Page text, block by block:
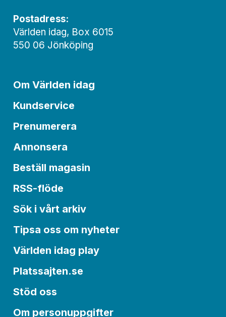
Postadress:
Världen idag, Box 6015
550 06 Jönköping
Om Världen idag
Kundservice
Prenumerera
Annonsera
Beställ magasin
RSS-flöde
Sök i vårt arkiv
Tipsa oss om nyheter
Världen idag play
Platssajten.se
Stöd oss
Om personuppgifter